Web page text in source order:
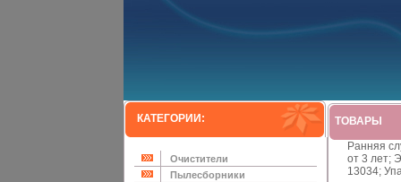
КАТЕГОРИИ:
Очистители
Пылесборники
ТОВАРЫ
Ранняя
от 3 лет;
13034;